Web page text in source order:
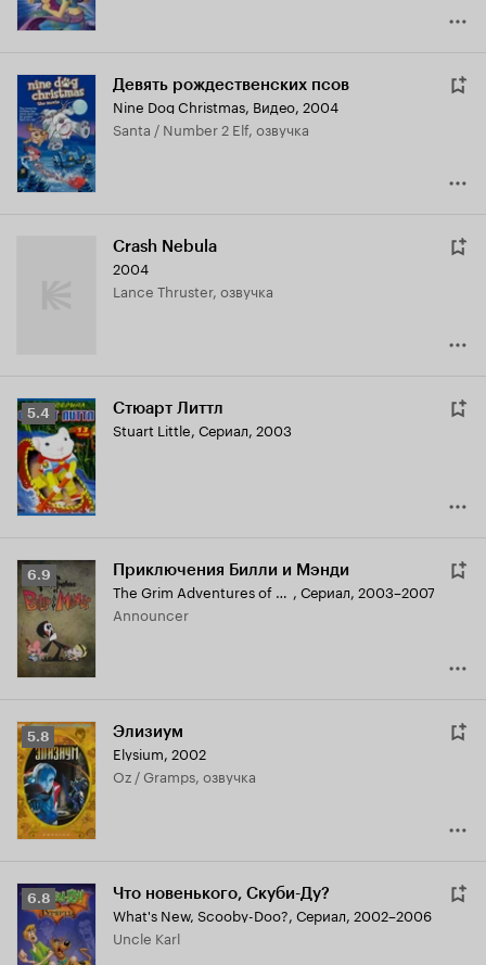
Девять рождественских псов
Nine Dog Christmas, Видео, 2004
Santa / Number 2 Elf, озвучка
Crash Nebula
2004
Lance Thruster, озвучка
Рейтинг
Кинопоиска
5.4
5.4 Стюарт Литтл
Stuart Little, Сериал, 2003
Рейтинг
Кинопоиска
6.9
6.9 Приключения Билли и Мэнди
The Grim Adventures of Billy & Mandy , Сериал, 2003–2007
Announcer
Рейтинг
Кинопоиска
5.8
5.8 Элизиум
Elysium, 2002
Oz / Gramps, озвучка
Рейтинг
Кинопоиска
6.8
6.8 Что новенького, Скуби-Ду?
What's New, Scooby-Doo?, Сериал, 2002–2006
Uncle Karl